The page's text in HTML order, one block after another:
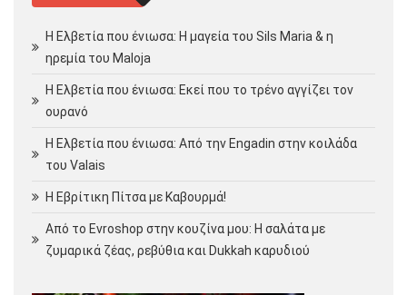
Η Ελβετία που ένιωσα: Η μαγεία του Sils Maria & η
ηρεμία του Maloja
Η Ελβετία που ένιωσα: Εκεί που το τρένο αγγίζει τον
ουρανό
Η Ελβετία που ένιωσα: Από την Engadin στην κοιλάδα
του Valais
Η Εβρίτικη Πίτσα με Καβουρμά!
Από το Evroshop στην κουζίνα μου: Η σαλάτα με
ζυμαρικά ζέας, ρεβύθια και Dukkah καρυδιού